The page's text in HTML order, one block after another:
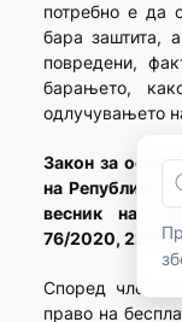
потребно е да
бара заштита,
повредени,
барањето,
одлучувањето
Закон за
на Република
весник на
76/2020, 229/
Според член 3
право на